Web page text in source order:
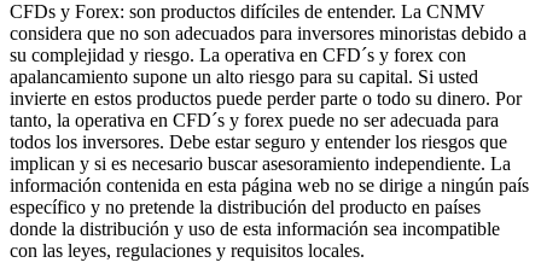
CFDs y Forex: son productos difíciles de entender. La CNMV
considera que no son adecuados para inversores minoristas debido a
su complejidad y riesgo. La operativa en CFD´s y forex con
apalancamiento supone un alto riesgo para su capital. Si usted
invierte en estos productos puede perder parte o todo su dinero. Por
tanto, la operativa en CFD´s y forex puede no ser adecuada para
todos los inversores. Debe estar seguro y entender los riesgos que
implican y si es necesario buscar asesoramiento independiente. La
información contenida en esta página web no se dirige a ningún país
específico y no pretende la distribución del producto en países
donde la distribución y uso de esta información sea incompatible
con las leyes, regulaciones y requisitos locales.